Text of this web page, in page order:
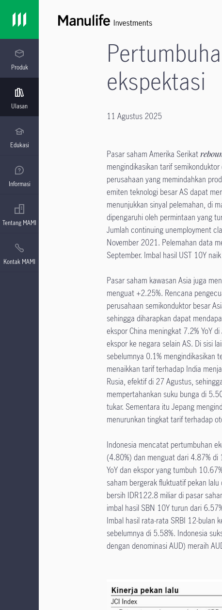
Produk
Ulasan
Edukasi
Informasi
Tentang MAMI
Kontak MAMI
ekspektasi
11 Agustus 2025
Pasar saham Amerika Serikat
mengindikasikan tarif
perusahaan yang memindahkan
emiten teknologi besar AS dapat
menunjukkan sinyal pelemahan, di
dipengaruhi oleh permintaan yang
Jumlah continuing unemployment
November 2021. Pelemahan data
September. Imbal hasil UST 10Y
Pasar saham kawasan Asia juga
menguat +2.25%. Rencana
perusahaan semikonduktor besar
sehingga diharapkan dapat
ekspor China meningkat 7.2% YoY
ekspor ke negara selain AS. Di sisi
sebelumnya 0.1% mengindikasikan
menaikkan tarif terhadap India
Rusia, efektif di 27 Agustus,
mempertahankan suku bunga di
tukar. Sementara itu Jepang
menurunkan tingkat tarif terhadap
Indonesia mencatat pertumbuhan
(4.80%) dan menguat dari 4.87%
YoY dan ekspor yang tumbuh
saham bergerak fluktuatif pekan
bersih IDR122.8 miliar di pasar
imbal hasil SBN 10Y turun dari
Imbal hasil rata-rata SRBI 12-bulan
sebelumnya di 5.58%. Indonesia
dengan denominasi AUD) meraih